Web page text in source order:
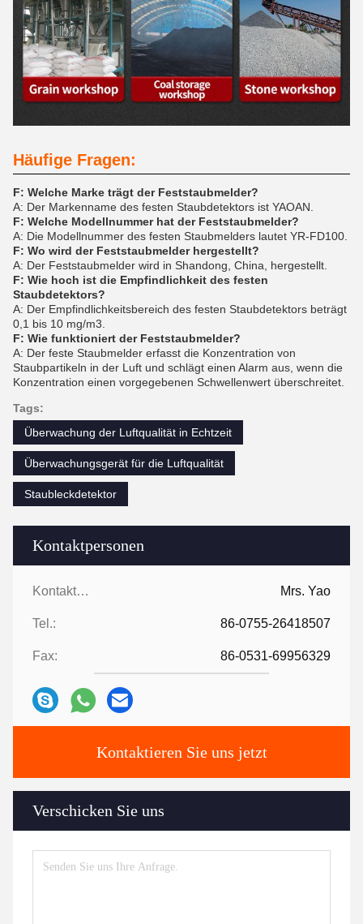
Kontaktpersonen
Kontaktpersonen: Mrs. Yao
Tel.: 86-0755-26418507
Fax: 86-0531-69956329
Kontaktieren Sie uns jetzt
Verschicken Sie uns
Häufige Fragen:
F: Welche Marke trägt der Feststaubmelder?
A: Der Markenname des festen Staubdetektors ist YAOAN.
F: Welche Modellnummer hat der Feststaubmelder?
A: Die Modellnummer des festen Staubmelders lautet YR-FD100.
F: Wo wird der Feststaubmelder hergestellt?
A: Der Feststaubmelder wird in Shandong, China, hergestellt.
F: Wie hoch ist die Empfindlichkeit des festen
Staubdetektors?
A: Der Empfindlichkeitsbereich des festen Staubdetektors beträgt
0,1 bis 10 mg/m3.
F: Wie funktioniert der Feststaubmelder?
A: Der feste Staubmelder erfasst die Konzentration von
Staubpartikeln in der Luft und schlägt einen Alarm aus, wenn die
Konzentration einen vorgegebenen Schwellenwert überschreitet.
Tags:
Überwachung der Luftqualität in Echtzeit
Überwachungsgerät für die Luftqualität
Staubleckdetektor